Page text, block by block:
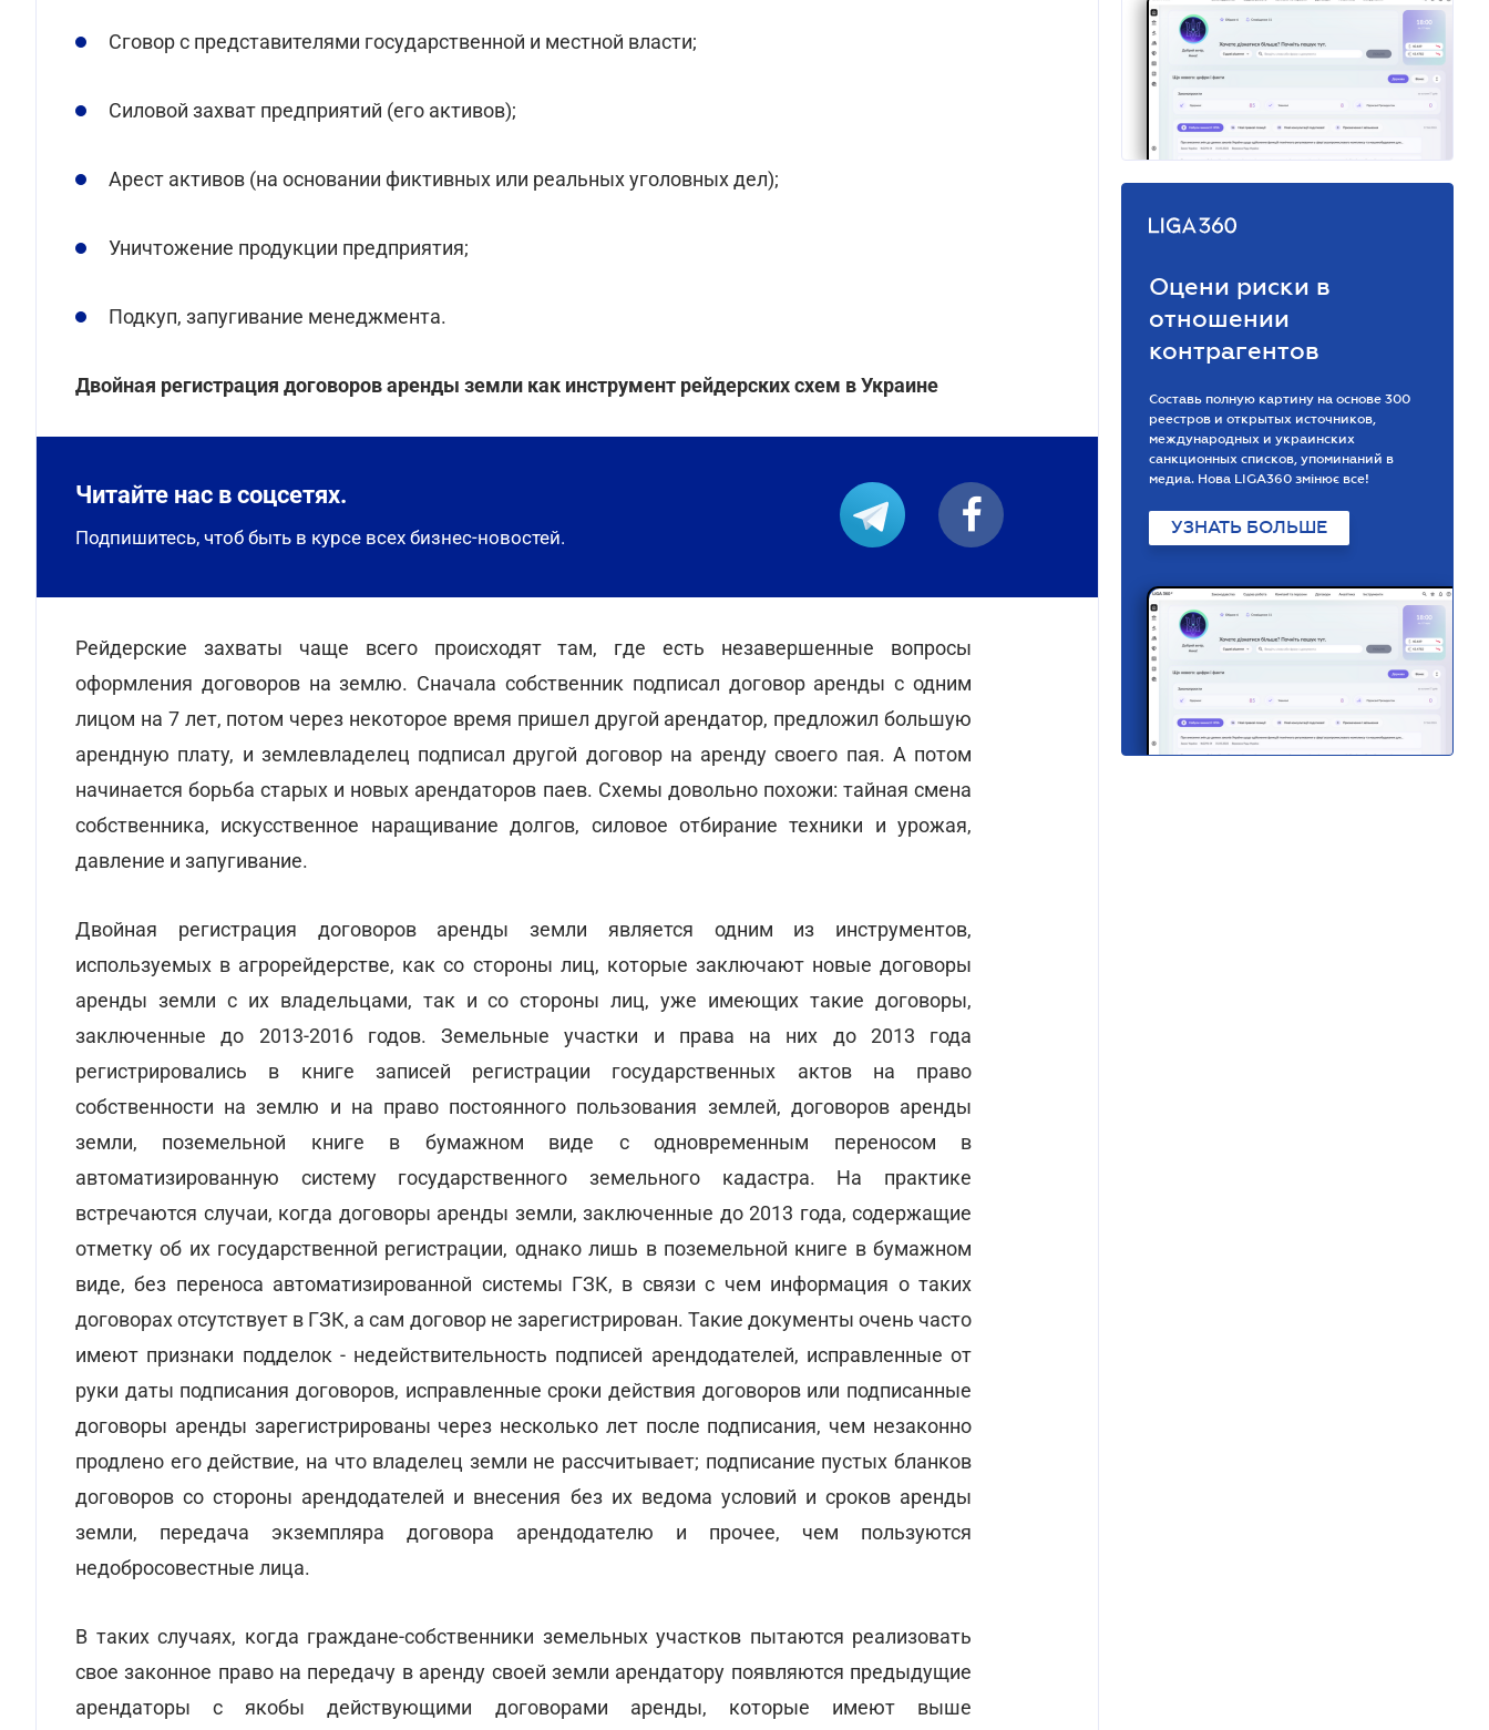
Сговор с представителями государственной и местной власти;
Силовой захват предприятий (его активов);
Арест активов (на основании фиктивных или реальных уголовных дел);
Уничтожение продукции предприятия;
Подкуп, запугивание менеджмента.
Двойная регистрация договоров аренды земли как инструмент рейдерских схем в Украине
Читайте нас в соцсетях.
Подпишитесь, чтоб быть в курсе всех бизнес-новостей.
Рейдерские захваты чаще всего происходят там, где есть незавершенные вопросы
оформления договоров на землю. Сначала собственник подписал договор аренды с одним
лицом на 7 лет, потом через некоторое время пришел другой арендатор, предложил большую
арендную плату, и землевладелец подписал другой договор на аренду своего пая. А потом
начинается борьба старых и новых арендаторов паев. Схемы довольно похожи: тайная смена
собственника, искусственное наращивание долгов, силовое отбирание техники и урожая,
давление и запугивание.
Двойная регистрация договоров аренды земли является одним из инструментов,
используемых в агрорейдерстве, как со стороны лиц, которые заключают новые договоры
аренды земли с их владельцами, так и со стороны лиц, уже имеющих такие договоры,
заключенные до 2013-2016 годов. Земельные участки и права на них до 2013 года
регистрировались в книге записей регистрации государственных актов на право
собственности на землю и на право постоянного пользования землей, договоров аренды
земли, поземельной книге в бумажном виде с одновременным переносом в
автоматизированную систему государственного земельного кадастра. На практике
встречаются случаи, когда договоры аренды земли, заключенные до 2013 года, содержащие
отметку об их государственной регистрации, однако лишь в поземельной книге в бумажном
виде, без переноса автоматизированной системы ГЗК, в связи с чем информация о таких
договорах отсутствует в ГЗК, а сам договор не зарегистрирован. Такие документы очень часто
имеют признаки подделок - недействительность подписей арендодателей, исправленные от
руки даты подписания договоров, исправленные сроки действия договоров или подписанные
договоры аренды зарегистрированы через несколько лет после подписания, чем незаконно
продлено его действие, на что владелец земли не рассчитывает; подписание пустых бланков
договоров со стороны арендодателей и внесения без их ведома условий и сроков аренды
земли, передача экземпляра договора арендодателю и прочее, чем пользуются
недобросовестные лица.
В таких случаях, когда граждане-собственники земельных участков пытаются реализовать
свое законное право на передачу в аренду своей земли арендатору появляются предыдущие
арендаторы с якобы действующими договорами аренды, которые имеют выше
Оцени риски в
отношении
контрагентов
Составь полную картину на основе 300
реестров и открытых источников,
международных и украинских
санкционных списков, упоминаний в
медиа. Нова LIGA360 змінює все!
УЗНАТЬ БОЛЬШЕ